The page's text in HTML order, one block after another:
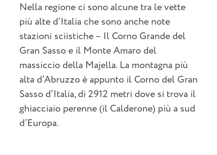
Nella regione ci sono alcune tra le vette
più alte d’Italia che sono anche note
stazioni sciistiche – Il Corno Grande del
Gran Sasso e il Monte Amaro del
massiccio della Majella. La montagna più
alta d’Abruzzo è appunto il Corno del Gran
Sasso d’Italia, di 2912 metri dove si trova il
ghiacciaio perenne (il Calderone) più a sud
d’Europa.